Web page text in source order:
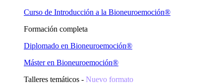
Curso de Introducción a la Bioneuroemoción®
Formación completa
Diplomado en Bioneuroemoción®
Máster en Bioneuroemoción®
Talleres temáticos - Nuevo formato